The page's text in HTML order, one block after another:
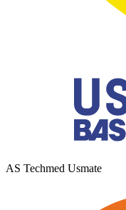
AS Techmed Usmate